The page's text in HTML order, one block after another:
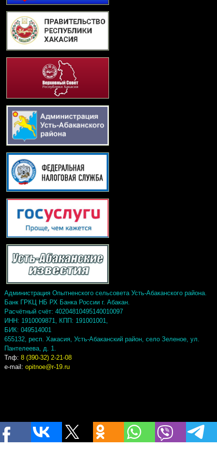
Администрация Опытненского сельсовета Усть-Абаканского района.
Банк ГРКЦ НБ РХ Банка России г. Абакан.
Расчётный счёт: 40204810495140010097
ИНН: 1910009871, КПП: 191001001,
БИК: 049514001
655132, респ. Хакасия, Усть-Абаканский район, село Зеленое, ул.
Пантелеева, д. 1.
Тлф: 8 (390-32) 2-21-08
e-mail: opitnoe@r-19.ru